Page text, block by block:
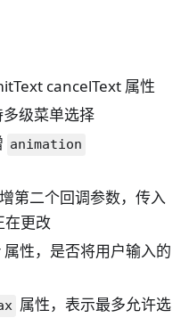
cancelText 属性
级菜单选择
animation
第二个回调参数，传入
在更改
性，是否将用户输入的
属性，表示最多允许选